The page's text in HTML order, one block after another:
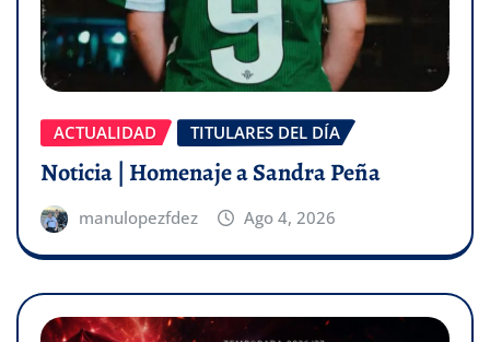
ACTUALIDAD TITULARES DEL DÍA
Noticia | Homenaje a Sandra Peña
manulopezfdez Ago 4, 2026